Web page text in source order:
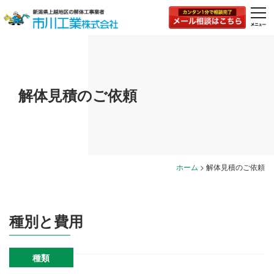
解体見積のご依頼
ホーム > 解体見積のご依頼
種別と費用
種類